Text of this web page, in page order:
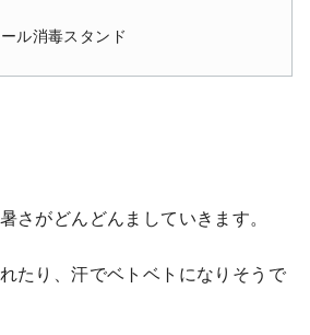
ル消毒スタンド
さがどんどんましていきます。
たり、汗でベトベトになりそうで